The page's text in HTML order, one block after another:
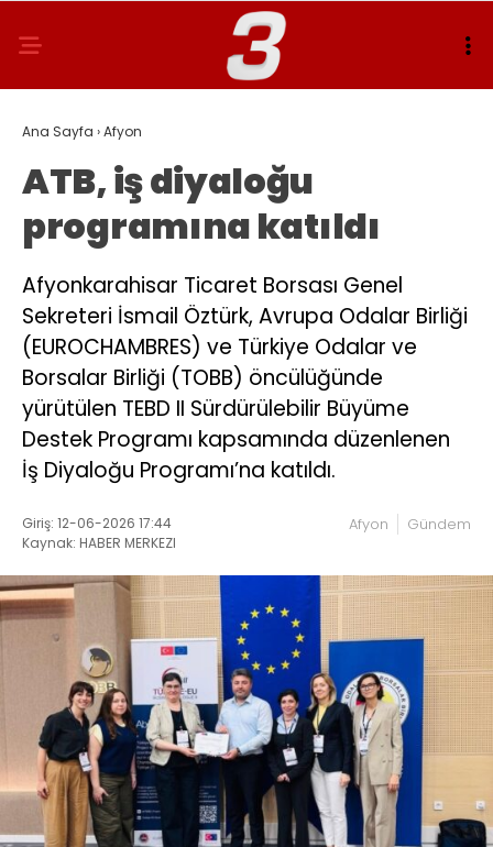
Ana Sayfa ›Afyon
ATB, iş diyaloğu
programına katıldı
Afyonkarahisar Ticaret Borsası Genel
Sekreteri İsmail Öztürk, Avrupa Odalar Birliği
(EUROCHAMBRES) ve Türkiye Odalar ve
Borsalar Birliği (TOBB) öncülüğünde
yürütülen TEBD II Sürdürülebilir Büyüme
Destek Programı kapsamında düzenlenen
İş Diyaloğu Programı’na katıldı.
Giriş: 12-06-2026 17:44
Kaynak: HABER MERKEZI
Afyon Gündem